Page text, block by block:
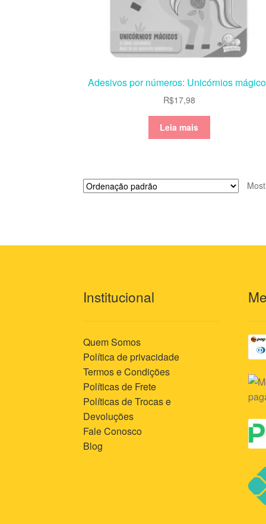
Adesivos por números: Unicórnios
R$17,98
Leia mais
Institucional
Quem Somos
Política de privacidade
Termos e Condições
Políticas de Frete
Políticas de Trocas e
Devoluções
Fale Conosco
Blog